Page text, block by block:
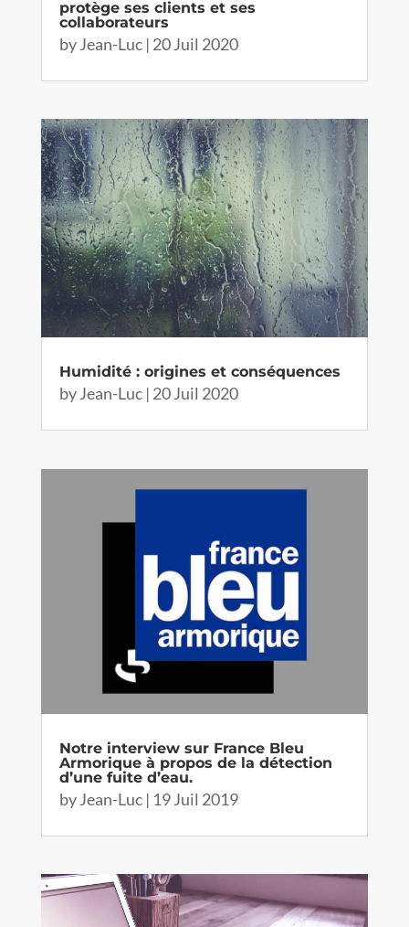
protège ses clients et ses
collaborateurs
byJean-Luc| 20 Juil 2020
Humidité : origines et conséquences
byJean-Luc| 20 Juil 2020
Notre interview sur France Bleu
Armorique à propos de la détection
d’une fuite d’eau.
byJean-Luc| 19 Juil 2019